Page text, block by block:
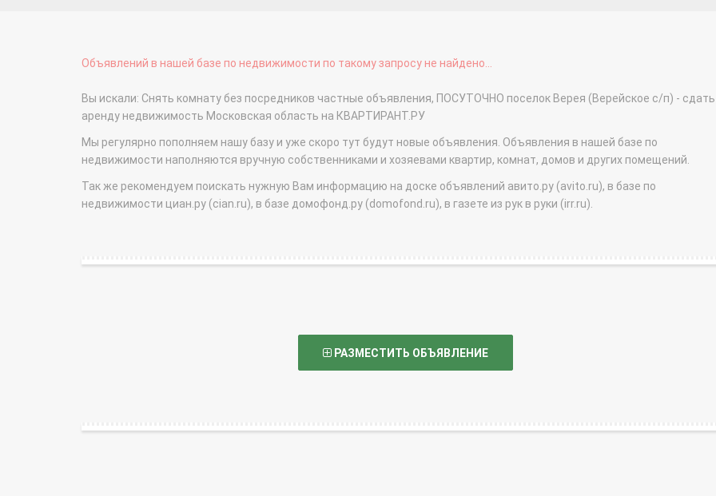
Объявлений в нашей базе по недвижимости по такому запросу не найдено...
Вы искали: Снять комнату без посредников частные объявления, ПОСУТОЧНО поселок Верея (Верейское с/п) -
аренду недвижимость Московская область на КВАРТИРАНТ.РУ
Мы регулярно пополняем нашу базу и уже скоро тут будут новые объявления. Объявления в нашей базе по
недвижимости наполняются вручную собственниками и хозяевами квартир, комнат, домов и других помещений.
Так же рекомендуем поискать нужную Вам информацию на доске объявлений авито.ру (avito.ru), в базе по
недвижимости циан.ру (cian.ru), в базе домофонд.ру (domofond.ru), в газете из рук в руки (irr.ru).
РАЗМЕСТИТЬ ОБЪЯВЛЕНИЕ